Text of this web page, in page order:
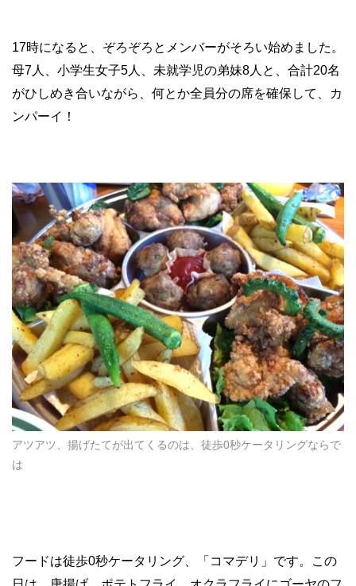
17時になると、ぞろぞろとメンバーがそろい始めました。
母7人、小学生女子5人、未就学児の弟妹8人と、合計20名
がひしめき合いながら、何とか全員分の席を確保して、カ
ンパーイ！
アツアツ、揚げたてが出てくるのは、徒歩0秒ケータリングならで
は
フードは徒歩0秒ケータリング、「コマデリ」です。この